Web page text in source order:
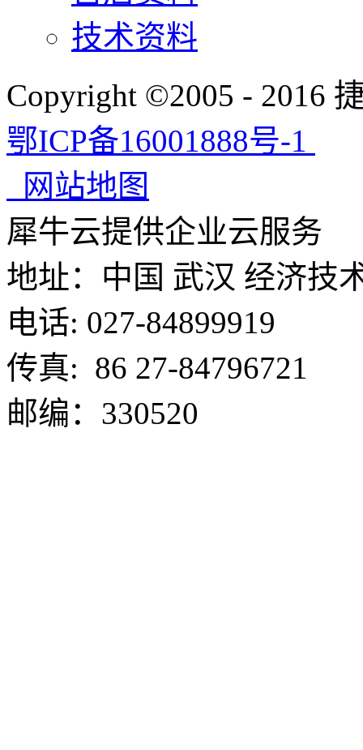
技术资料
Copyright ©2005 - 2016
鄂ICP备16001888号-1
网站地图
犀牛云提供企业云服务
地址： 中国 武汉 经济技
电话: 027-84899919
传真: 86 27-84796721
邮编：330520